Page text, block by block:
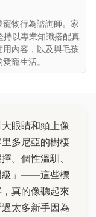
物行為諮詢師。家
持以專業知識搭配真
內容，以及與毛孩
寵生活。
眼睛和頭上像
多尼亞的樹棲
。個性溫馴、
級」——這些標
真的像聽起來
太多新手因為